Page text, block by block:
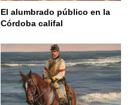
El alumbrado público en la
Córdoba califal